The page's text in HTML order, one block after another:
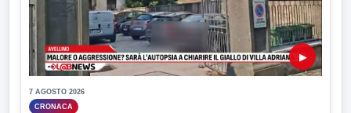
▶
7 AGOSTO 2026
CRONACA